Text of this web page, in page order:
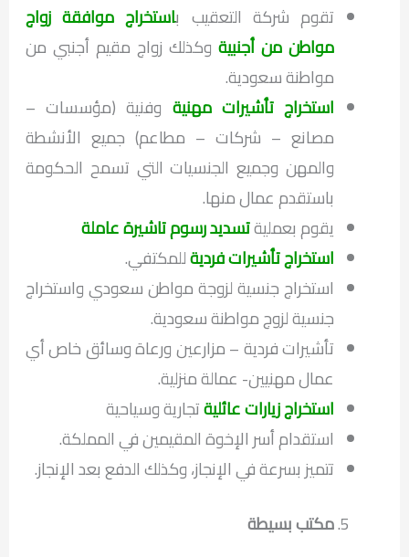
تقوم شركة التعقيب باستخراج موافقة زواج
مواطن من أجنبية وكذلك زواج مقيم أجنبي من
مواطنة سعودية.
استخراج تأشيرات مهنية وفنية (مؤسسات –
مصانع – شركات – مطاعم) جميع الأنشطة
والمهن وجميع الجنسيات التي تسمح الحكومة
باستقدم عمال منها.
يقوم بعمليةتسديد رسوم تاشيرة عاملة
استخراج تأشيرات فرديةللمكتفي.
استخراج جنسية لزوجة مواطن سعودي واستخراج
جنسية لزوج مواطنة سعودية.
تأشيرات فردية – مزارعين ورعاة وسائق خاص أي
عمال مهنيين- عمالة منزلية.
استخراج زيارات عائليةتجارية وسياحية
استقدام أسر الإخوة المقيمين في المملكة.
تتميز بسرعة في الإنجاز، وكذلك الدفع بعد الإنجاز.
مكتب بسيطة